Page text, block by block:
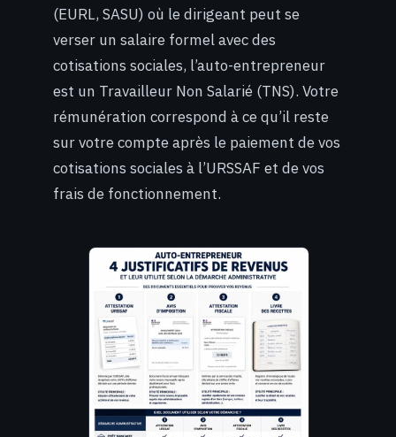
(EURL, SASU) où le dirigeant peut se
verser un salaire formel avec des
cotisations sociales, l’auto-entrepreneur
est un Travailleur Non Salarié (TNS). Votre
rémunération correspond à ce qu’il reste
sur votre compte après le paiement de vos
cotisations sociales à l’URSSAF et de vos
frais de fonctionnement.